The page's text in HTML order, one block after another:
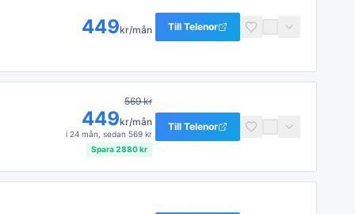
449kr/mån Till Telenor
569kr
449kr/mån
i 24 mån , sedan 569 kr
Spara2880kr
Till Telenor